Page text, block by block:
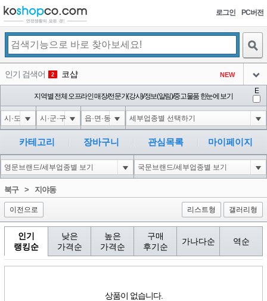
로그인 PC버전
인기 검색어 2 코샵 NEW
3 익스
아이콘
4 1'||DBMS_PIPE.RECEIVE_MESSAGE(CHR(98)||CHR(98)||CHR(98),15)||'
아이콘
5 1*DBMS_PIPE.RECEIVE_MESSAGE(CHR(99)||CHR(99)||CHR(99),15)
아이콘
1
6 1*if(now()=sysdate(),sleep(15),0)
아이콘
1
1
지역별 전체 오프라인 매장/전문가(강사)/정보(알림)/중고물품 한눈에 보기
E
카테고리 장바구니 관심목록 마이페이지
북구> 지야동
이전으로 리스트형 갤러리형
인기
랭킹순
낮은
가격순
높은
가격순
구매
후기순
가나다순 역순
상품이 없습니다.